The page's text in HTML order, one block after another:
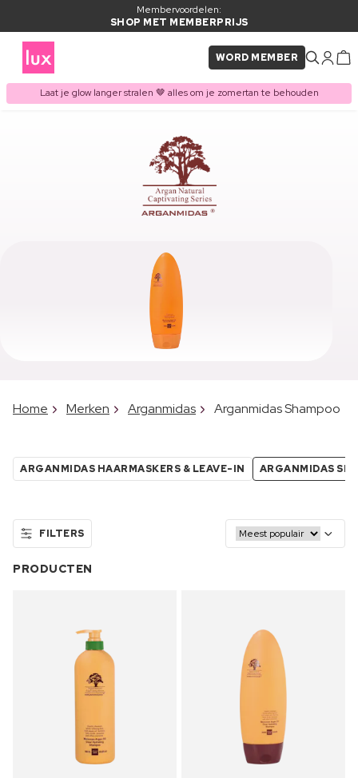
Membervoordelen:
SHOP MET MEMBERPRIJS
WORD MEMBER
Laat je glow langer stralen 🤎 alles om je zomertan te behouden
Home Merken Arganmidas Arganmidas Shampoo
ARGANMIDAS HAARMASKERS & LEAVE-IN ARGANMIDAS
FILTERS
PRODUCTEN